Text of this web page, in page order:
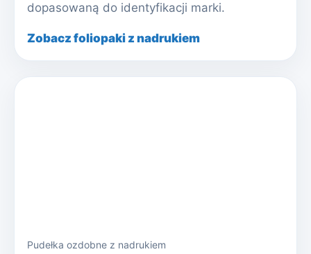
dopasowaną do identyfikacji marki.
Zobacz foliopaki z nadrukiem
Pudełka ozdobne z nadrukiem